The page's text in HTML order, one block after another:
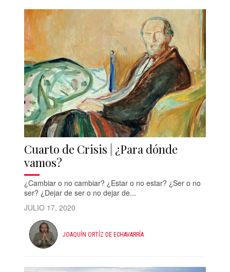
Cuarto de Crisis | ¿Para dónde
vamos?
¿Cambiar o no cambiar? ¿Estar o no estar? ¿Ser o no
ser? ¿Dejar de ser o no dejar de...
JULIO 17, 2020
JOAQUÍN ORTÍZ DE ECHAVARRÍA